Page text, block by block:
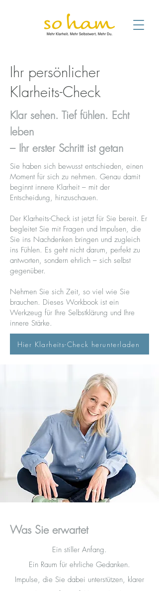
Ihr persönlicher
Klarheits-Check
Klar sehen. Tief fühlen. Echt
leben
– Ihr erster Schritt ist getan
Sie haben sich bewusst entschieden, einen
Moment für sich zu nehmen. Genau damit
beginnt innere Klarheit – mit der
Entscheidung, hinzuschauen.
Der Klarheits-Check ist jetzt für Sie bereit. Er
begleitet Sie mit Fragen und Impulsen, die
Sie ins Nachdenken bringen und zugleich
ins Fühlen. Es geht nicht darum, perfekt zu
antworten, sondern ehrlich – sich selbst
gegenüber.
Nehmen Sie sich Zeit, so viel wie Sie
brauchen. Dieses Workbook ist ein
Werkzeug für Ihre Selbstklärung und Ihre
innere Stärke.
Hier Klarheits-Check herunterladen
Was Sie erwartet
Ein stiller Anfang.
Ein Raum für ehrliche Gedanken.
Impulse, die Sie dabei unterstützen, klarer